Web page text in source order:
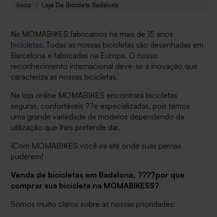
Início Loja De Bicicleta Badalona
Na MOMABIKES fabricamos há mais de 15 anos
bicicletas. Todas as nossas bicicletas são desenhadas em
Barcelona e fabricadas na Europa. O nosso
reconhecimento internacional deve-se à inovação que
caracteriza as nossas bicicletas.
Na loja online MOMABIKES encontrará bicicletas
seguras, confortáveis ??e especializadas, pois temos
uma grande variedade de modelos dependendo da
utilização que lhes pretende dar.
¡Com MOMABIKES você irá até onde suas pernas
puderem!
Venda de bicicletas em Badalona, ????por que
comprar sua bicicleta na MOMABIKESS?
Somos muito claros sobre as nossas prioridades: